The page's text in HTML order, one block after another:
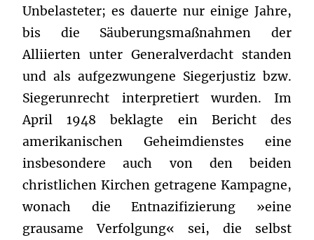
Unbelasteter; es dauerte nur einige Jahre,
bis die Säuberungsmaßnahmen der
Alliierten unter Generalverdacht standen
und als aufgezwungene Siegerjustiz bzw.
Siegerunrecht interpretiert wurden. Im
April 1948 beklagte ein Bericht des
amerikanischen Geheimdienstes eine
insbesondere auch von den beiden
christlichen Kirchen getragene Kampagne,
wonach die Entnazifizierung »eine
grausame Verfolgung« sei, die selbst